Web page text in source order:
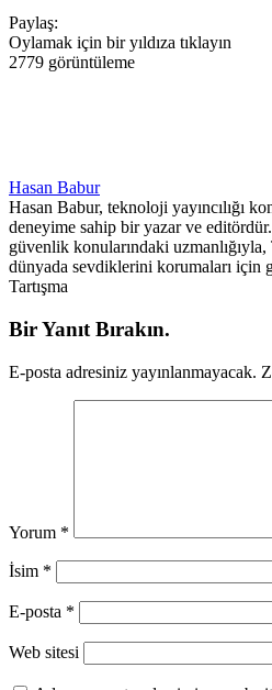
Paylaş:
Oylamak için bir yıldıza tıklayın
2779 görüntüleme
Hasan Babur
Hasan Babur, teknoloji yayıncılığı
deneyime sahip bir yazar ve
güvenlik konularındaki
dünyada sevdiklerini korumaları için
Tartışma
Bir Yanıt Bırakın.
E-posta adresiniz yayınlanmayacak.
Yorum *
İsim *
E-posta *
Web sitesi